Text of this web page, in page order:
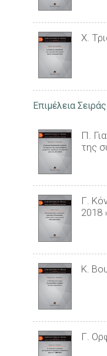
Χ.
Επιμέλεια Σειράς
Π.
της
Γ.
2018
Κ.
Γ.